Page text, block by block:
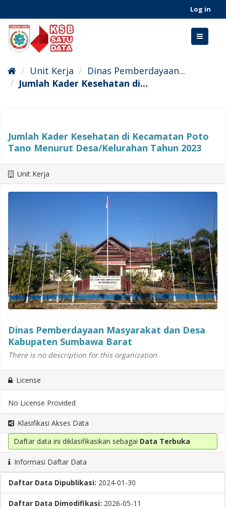
content
Log in
Toggle
Unit Kerja
Dinas Pemberdayaan...
Jumlah Kader Kesehatan di...
Jumlah Kader Kesehatan di Kecamatan Poto
Tano Menurut Desa/Kelurahan Tahun 2023
Unit Kerja
Dinas Pemberdayaan Masyarakat dan Desa
Kabupaten Sumbawa Barat
There is no description for this organization
License
No License Provided
Klasifikasi Akses Data
Daftar data ini diklasifikasikan sebagai Data Terbuka
Informasi Daftar Data
Daftar Data Dipublikasi: 2024-01-30
Daftar Data Dimodifikasi: 2026-05-11